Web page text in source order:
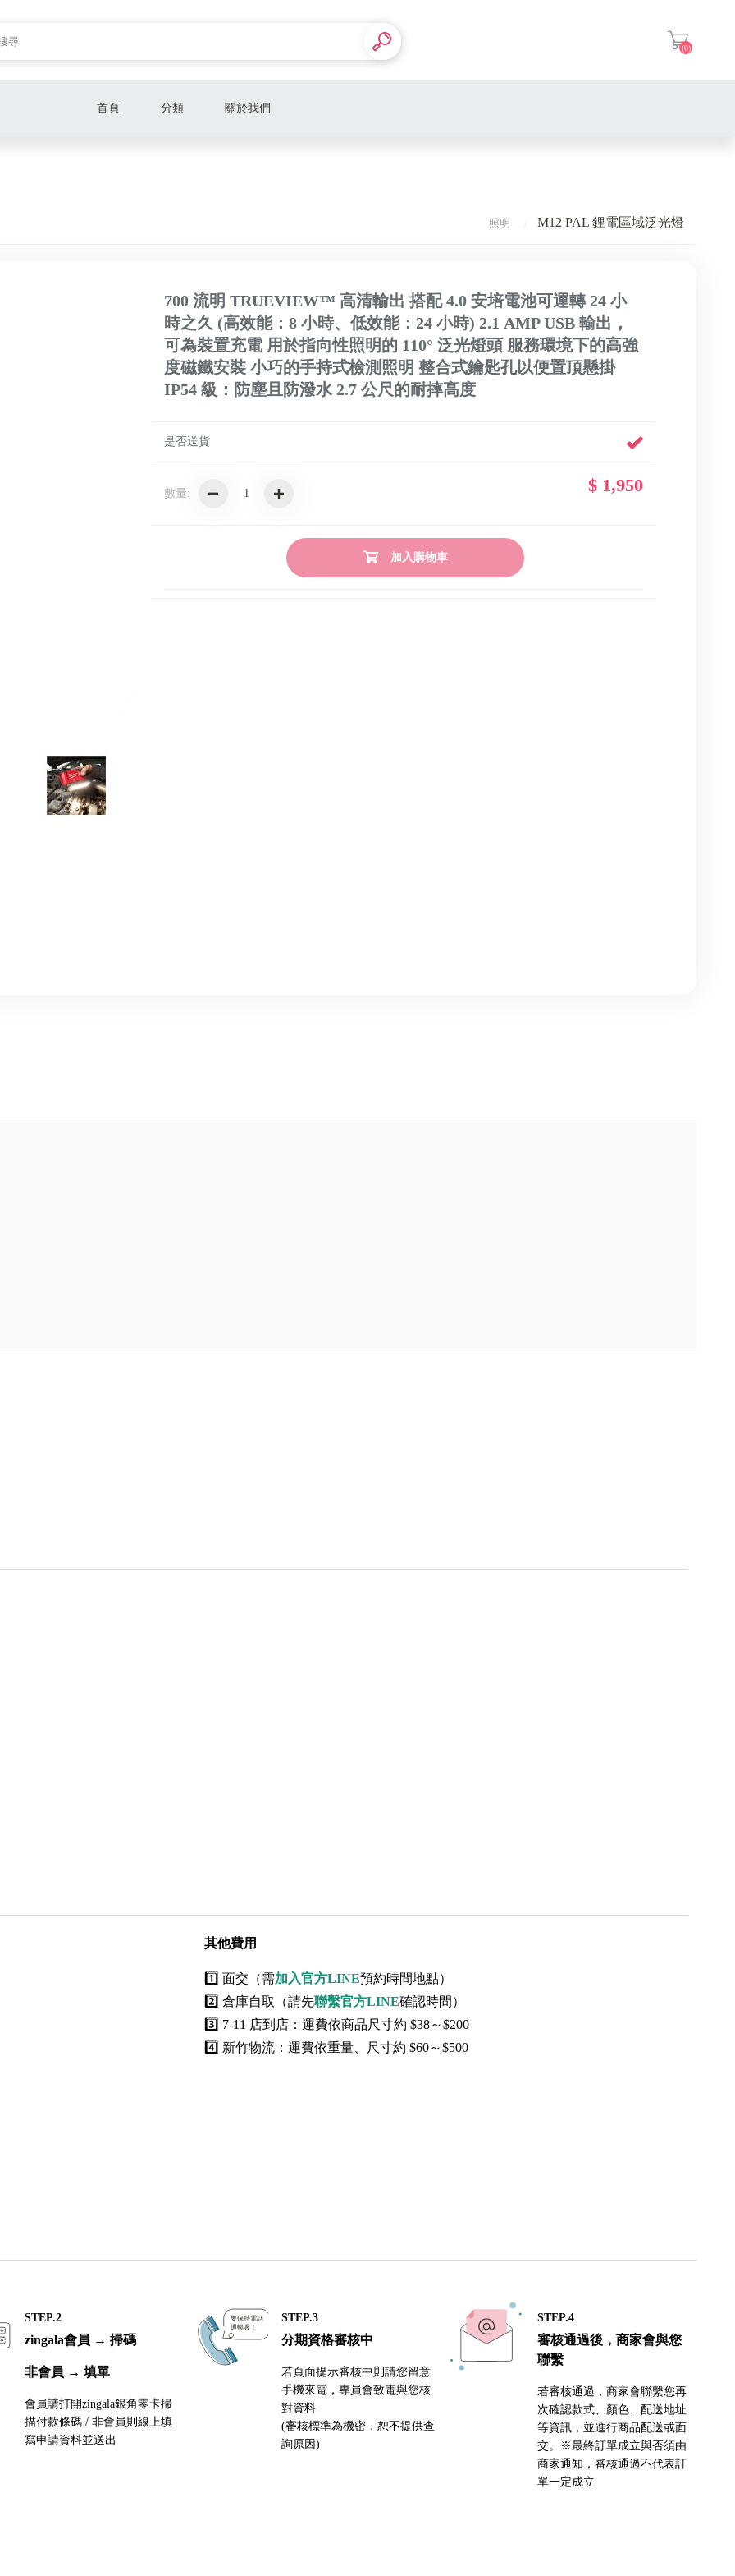
(0)
首頁 分類
照明
切割設備
槌鑽電鑽
扭力板手
測量工具
關於我們
照明 M12 PAL 鋰電區域泛光燈
700 流明 TRUEVIEW™ 高清輸出 搭配 4.0 安培電池可運轉 24 小
時之久 (高效能：8 小時、低效能：24 小時) 2.1 AMP USB 輸出，
可為裝置充電 用於指向性照明的 110° 泛光燈頭 服務環境下的高強
度磁鐵安裝 小巧的手持式檢測照明 整合式鑰匙孔以便置頂懸掛
IP54 級：防塵且防潑水 2.7 公尺的耐摔高度
是否送貨
$ 1,950
數量:
加入購物車
其他費用
1️⃣ 面交（需加入官方LINE預約時間地點）
2️⃣ 倉庫自取（請先聯繫官方LINE確認時間）
3️⃣ 7-11 店到店：運費依商品尺寸約 $38～$200
4️⃣ 新竹物流：運費依重量、尺寸約 $60～$500
STEP.2
zingala會員 → 掃碼
非會員 → 填單
會員請打開zingala銀角零卡掃
描付款條碼 / 非會員則線上填
寫申請資料並送出
STEP.3
分期資格審核中
若頁面提示審核中則請您留意
手機來電，專員會致電與您核
對資料
(審核標準為機密，恕不提供查
詢原因)
STEP.4
審核通過後，商家會與您
聯繫
若審核通過，商家會聯繫您再
次確認款式、顏色、配送地址
等資訊，並進行商品配送或面
交。※最終訂單成立與否須由
商家通知，審核通過不代表訂
單一定成立